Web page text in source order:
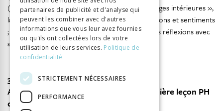
(2) observer une photo et faire appel aux « images intérieures »,
laisser entrer ses propres pensées, représentations et sentiments
; (3) donner un titre à la photo ; (4) partager ses réflexions avec
autrui.
3.4.6.1
Articulation des catégories dans la première leçon PH
d’Édith
partenaires de publicité et d'analyse qui
peuvent les combiner avec d'autres
informations que vous leur avez fournies
ou qu'ils ont collectées lors de votre
utilisation de leurs services. Politique de
confidentialité
STRICTEMENT NÉCESSAIRES
PERFORMANCE